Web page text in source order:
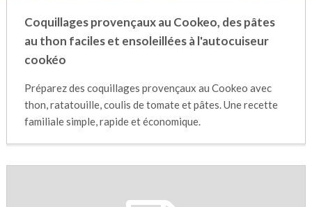
Coquillages provençaux au Cookeo, des pâtes
au thon faciles et ensoleillées à l'autocuiseur
cookéo
Préparez des coquillages provençaux au Cookeo avec
thon, ratatouille, coulis de tomate et pâtes. Une recette
familiale simple, rapide et économique.